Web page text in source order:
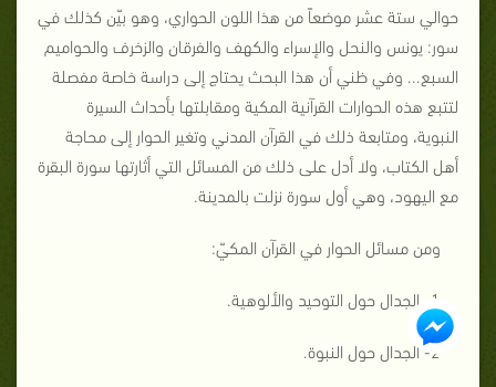
حوالي ستة عشر موضعاً من هذا اللون الحواري، وهو بيّن كذلك في
سور: يونس والنحل والإسراء والكهف والفرقان والزخرف والحواميم
السبع... وفي ظني أن هذا البحث يحتاج إلى دراسة خاصة مفصلة
لتتبع هذه الحوارات القرآنية المكية ومقابلتها بأحداث السيرة
النبوية، ومتابعة ذلك في القرآن المدني وتغير الحوار إلى محاجة
أهل الكتاب، ولا أدل على ذلك من المسائل التي أثارتها سورة البقرة
مع اليهود، وهي أول سورة نزلت بالمدينة.
ومن مسائل الحوار في القرآن المكيّ:
1- الجدال حول التوحيد والألوهية.
2- الجدال حول النبوة.